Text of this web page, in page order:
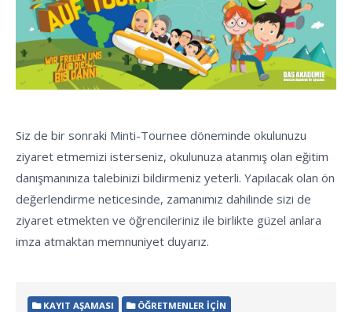
Siz de bir sonraki Minti-Tournee döneminde okulunuzu
ziyaret etmemizi isterseniz, okulunuza atanmış olan eğitim
danışmanınıza talebinizi bildirmeniz yeterli. Yapılacak olan ön
değerlendirme neticesinde, zamanımız dahilinde sizi de
ziyaret etmekten ve öğrencileriniz ile birlikte güzel anlara
imza atmaktan memnuniyet duyarız.
KAYIT AŞAMASI ÖĞRETMENLER İÇIN